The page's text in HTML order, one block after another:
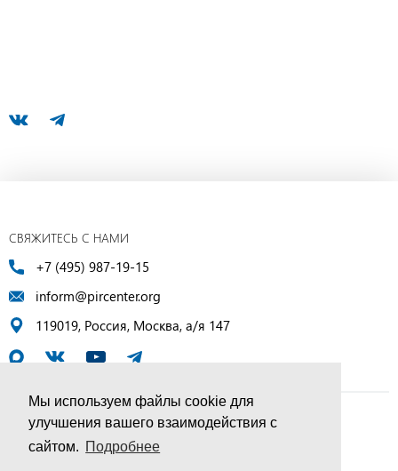
Мы используем файлы cookie для
улучшения вашего взаимодействия с
сайтом. Подробнее
СВЯЖИТЕСЬ С НАМИ
+7 (495) 987-19-15
inform@pircenter.org
119019, Россия, Москва, а/я 147
© ПИР-Центр, 1994–2025 | Все права защищены